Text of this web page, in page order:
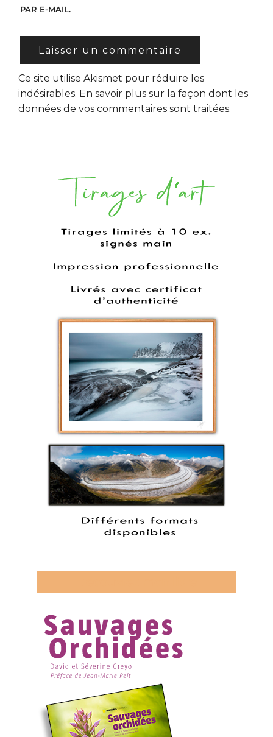
PAR E-MAIL.
Ce site utilise Akismet pour réduire les
indésirables. En savoir plus sur la façon dont les
données de vos commentaires sont traitées.